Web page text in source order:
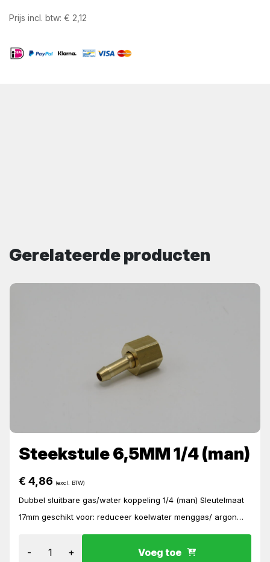
Prijs incl. btw: € 2,12
Gerelateerde producten
Steekstule 6,5MM 1/4 (man)
€ 4,86 (excl. BTW)
Dubbel sluitbare gas/water koppeling 1/4 (man) Sleutelmaat
17mm geschikt voor: reduceer koelwater menggas/ argon
- + Voeg toe